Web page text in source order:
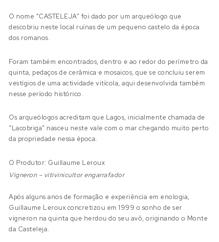
O nome “CASTELEJA” foi dado por um arqueólogo que
descobriu neste local ruínas de um pequeno castelo da época
dos romanos.
Foram também encontrados, dentro e ao redor do perímetro da
quinta, pedaços de cerâmica e mosaicos, que se concluiu serem
vestígios de uma actividade vitícola, aqui desenvolvida também
nesse período histórico.
Os arqueólogos acreditam que Lagos, inicialmente chamada de
“Lacobriga” nasceu neste vale com o mar chegando muito perto
da propriedade nessa época.
O Produtor: Guillaume Leroux
Vigneron – vitivinicultor engarrafador
Após alguns anos de formação e experiência em enologia,
Guillaume Leroux concretizou em 1999 o sonho de ser
vigneron na quinta que herdou do seu avô, originando o Monte
da Casteleja.